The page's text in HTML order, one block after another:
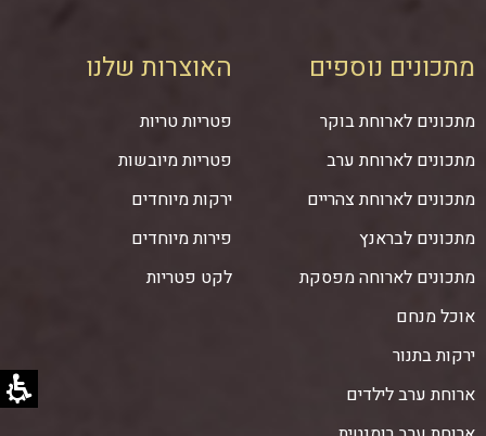
מתכונים נוספים
מתכונים לארוחת בוקר
מתכונים לארוחת ערב
מתכונים לארוחת צהריים
מתכונים לבראנץ
מתכונים לארוחה מפסקת
אוכל מנחם
ירקות בתנור
ארוחת ערב לילדים
האוצרות שלנו
פטריות טריות
פטריות מיובשות
ירקות מיוחדים
פירות מיוחדים
לקט פטריות